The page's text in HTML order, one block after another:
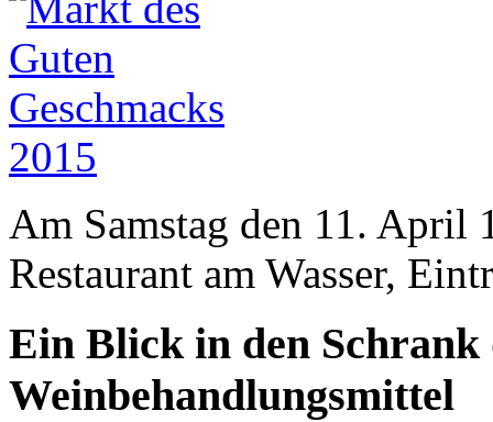
Am Samstag den 11.
Restaurant am Wasser,
Ein Blick in den Schrank
Weinbehandlungsmittel